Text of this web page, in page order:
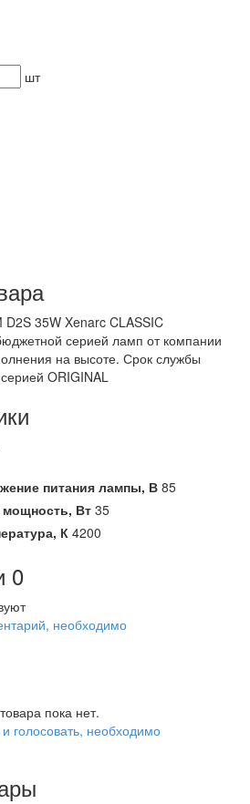
шт
35W Xenarc CLASSIC
серией ламп от компании
на высоте. Срок службы
ORIGINAL
питания лампы, В 85
Вт 35
К 4200
0
необходимо
пока нет.
голосовать, необходимо